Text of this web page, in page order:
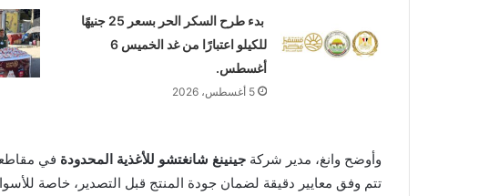
بدء طرح السكر الحر بسعر 25 جنيهًا
للكيلو اعتبارًا من غد الخميس 6
أغسطس.
5 أغسطس، 2026
وأوضح وانغ، مدير شركة جينينغ شانغتشو للأغذية المحدودة في
تتم وفق معايير دقيقة لضمان جودة المنتج قبل التصدير، خاصة